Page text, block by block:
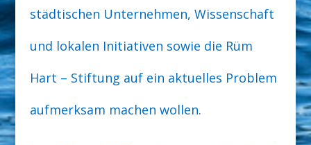
städtischen Unternehmen, Wissenschaft
und lokalen Initiativen sowie die Rüm
Hart – Stiftung auf ein aktuelles Problem
aufmerksam machen wollen.